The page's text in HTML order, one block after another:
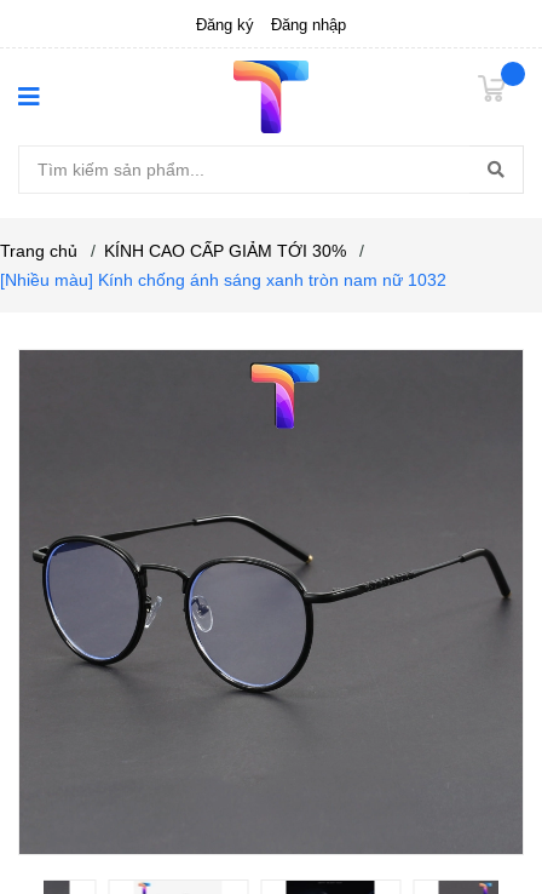
Đăng ký Đăng nhập
Trang chủ / KÍNH CAO CẤP GIẢM TỚI 30%
/
[Nhiều màu] Kính chống ánh sáng xanh tròn nam nữ 1032